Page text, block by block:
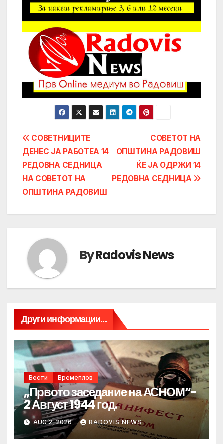
Post
navigation
СОВЕТОТ НА
ОПШТИНА РАДОВИШ
ЌЕ ЈА ОДРЖИ 14
РЕДОВНА СЕДНИЦА
СОВЕТНИЦИТЕ
ДЕНЕС ЈА РАБОТЕА 14
РЕДОВНА СЕДНИЦА
НА СОВЕТОТ НА
ОПШТИНА РАДОВИШ
ByRadovis News
Други информации...
Вести Времеплов
„Првото заседание на АСНОМ“-
2 Август 1944 год.
AUG 2, 2026 RADOVIS NEWS